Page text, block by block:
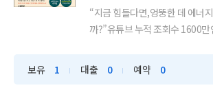
“지금 힘들다면,엉뚱한 데 에너
까?”유튜브 누적 조회수 1600만
보유
1 대출 0 예약 0